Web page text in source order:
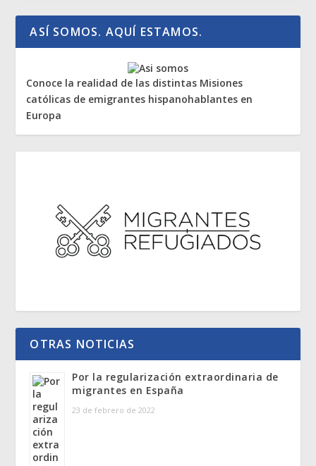
ASÍ SOMOS. AQUÍ ESTAMOS.
Conoce la realidad de las distintas Misiones
católicas de emigrantes hispanohablantes en
Europa
OTRAS NOTICIAS
Por la regularización extraordinaria de
migrantes en España
23 de febrero de 2022